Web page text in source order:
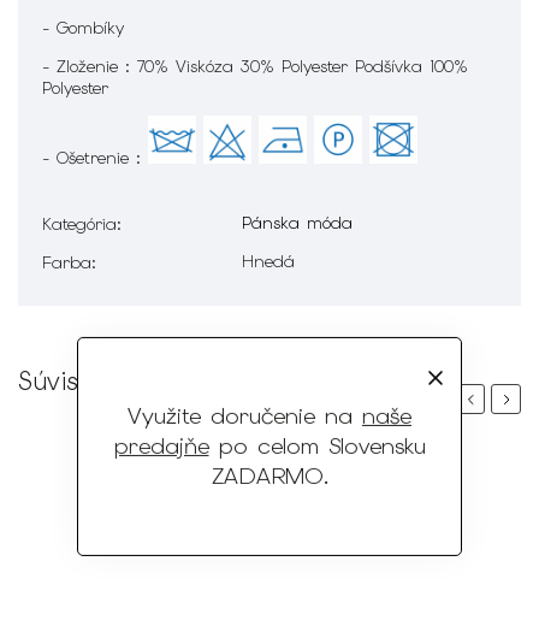
Využite doručenie na naše
predajňepo celom Slovensku
ZADARMO.
- Gombíky
- Zloženie : 70% Viskóza 30% Polyester Podšívka 100%
Polyester
- Ošetrenie :
Kategória:
Pánska móda
Farba: Hnedá
Súvisiaci tovar
PreviousNext